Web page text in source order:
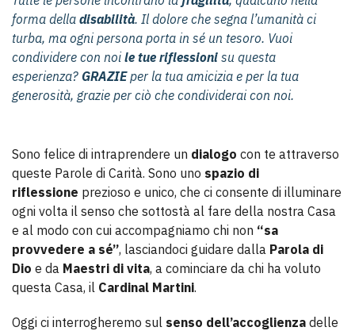
forma della disabilità. Il dolore che segna l’umanità ci
turba, ma ogni persona porta in sé un tesoro. Vuoi
condividere con noile tue riflessioni su questa
esperienza? GRAZIEper la tua amicizia e per la tua
generosità, grazie per ciò che condividerai con noi.
Sono felice di intraprendere un dialogo con te attraverso
queste Parole di Carità. Sono uno spazio di
riflessione prezioso e unico, che ci consente di illuminare
ogni volta il senso che sottostà al fare della nostra Casa
e al modo con cui accompagniamo chi non “sa
provvedere a sé”, lasciandoci guidare dalla Parola di
Dio e da Maestri di vita, a cominciare da chi ha voluto
questa Casa, il Cardinal Martini.
Oggi ci interrogheremo sul senso dell’accoglienza delle